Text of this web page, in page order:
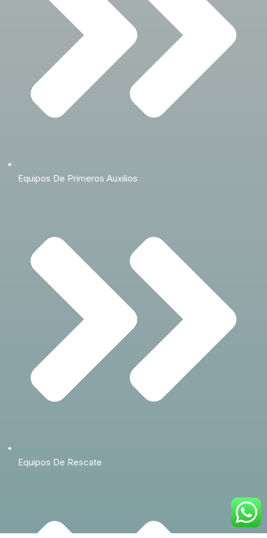
Equipos De Primeros Auxilios
Equipos De Rescate